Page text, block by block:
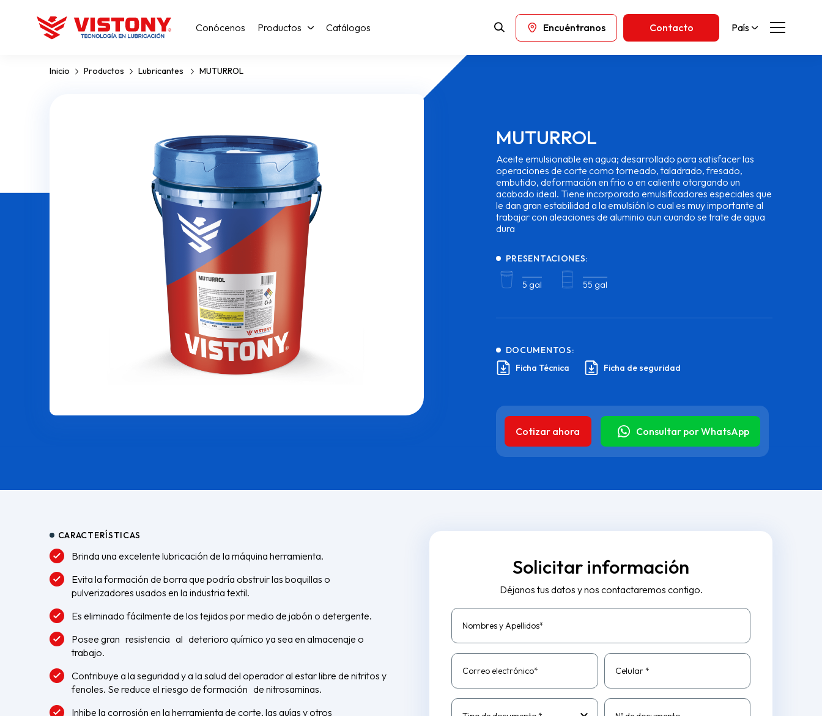
Conócenos Productos Catálogos Encuéntranos Contacto País
Inicio Productos Lubricantes MUTURROL
MUTURROL
Aceite emulsionable en agua; desarrollado para satisfacer las
operaciones de corte como torneado, taladrado, fresado,
embutido, deformación en frio o en caliente otorgando un
acabado ideal. Tiene incorporado emulsificadores especiales que
le dan gran estabilidad a la emulsión lo cual es muy importante al
trabajar con aleaciones de aluminio aun cuando se trate de agua
dura
PRESENTACIONES:
5 gal 55 gal
DOCUMENTOS:
Ficha Técnica
Ficha de seguridad
Cotizar ahora Consultar por WhatsApp
CARACTERÍSTICAS
Brinda una excelente lubricación de la máquina herramienta.
Evita la formación de borra que podría obstruir las boquillas o
pulverizadores usados en la industria textil.
Es eliminado fácilmente de los tejidos por medio de jabón o detergente.
Posee gran resistencia al deterioro químico ya sea en almacenaje o
trabajo.
Contribuye a la seguridad y a la salud del operador al estar libre de nitritos y
fenoles. Se reduce el riesgo de formación de nitrosaminas.
Inhibe la corrosión en la herramienta de corte, las guías y otros
Solicitar información
Déjanos tus datos y nos contactaremos contigo.
Nombres y Apellidos*
Correo electrónico* Celular *